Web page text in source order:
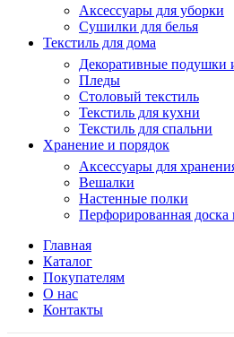
Аксессуары для уборки
Сушилки для белья
Текстиль для дома
Декоративные подушки
Пледы
Столовый текстиль
Текстиль для кухни
Текстиль для спальни
Хранение и порядок
Аксессуары для
Вешалки
Настенные полки
Перфорированная доска
Главная
Каталог
Покупателям
О нас
Контакты